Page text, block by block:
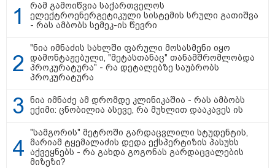
11:22 / 07-08-2026
ანჯელინა ჯოლის ძმა ცოლს
დაშორდა და აღიარა, რომ გეია
მიყვარდა დისნეის პრინცესები"
09:50 / 07-08-2026
გამოქვეყნდა SpaceX-ის
მთვარესთან შეჯახების
ამსახველი კადრები -
ორბიტალურმა აპარატმა
მთვარის ზედაპირი შეჯახებამდე
რამ გამოიწვია საქართველოს
ელექტროენერგეტიკული სისტემის სრული გათიშვა
- რას ამბობს სემეკ-ის წევრი
"ნია იმნაძის სახლში ფარული მოსასმენი იყო
დამონტაჟებული, "მეტასთანაც" თანამშრომლობდა
პროკურატურა" - რა დეტალებზე საუბრობს
პროკურატურა
ნია იმნაძე ამ დრომდე კლინიკაშია - რას ამბობს
ექიმი: ცნობილია ასევე, რა მუხლით დააკავეს ის
"სამგორის" მეტროში გარდაცვლილი სტუდენტის,
მარიამ ტყემალაძის დედა ექსპერტიზის პასუხს
აქვეყნებს - რა გახდა გოგონას გარდაცვალების
მიზეზი?